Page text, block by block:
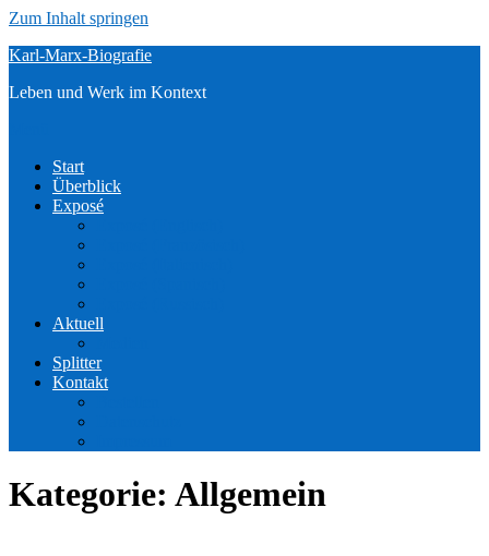
Zum Inhalt springen
Karl-Marx-Biografie
Leben und Werk im Kontext
Start
Überblick
Exposé
Aktuell
Splitter
Kontakt
Kategorie: Allgemein